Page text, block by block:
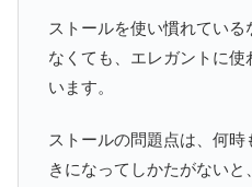
ストールを使い慣れてい
なくても、エレガントに
います。
ストールの問題点は、何時
きになってしかたがない